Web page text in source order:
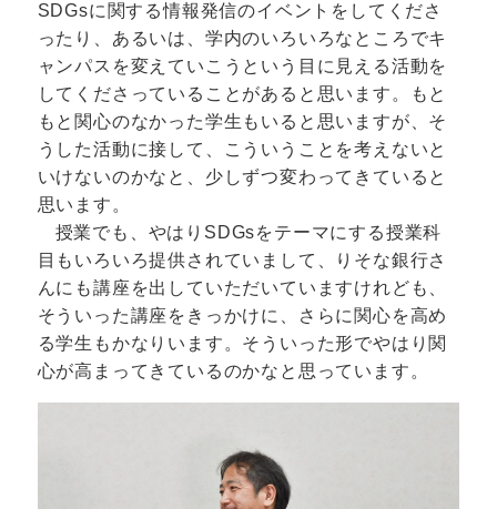
SDGsに関する情報発信のイベントをしてくださ
ったり、あるいは、学内のいろいろなところでキ
ャンパスを変えていこうという目に見える活動を
してくださっていることがあると思います。もと
もと関心のなかった学生もいると思いますが、そ
うした活動に接して、こういうことを考えないと
いけないのかなと、少しずつ変わってきていると
思います。
授業でも、やはりSDGsをテーマにする授業科
目もいろいろ提供されていまして、りそな銀行さ
んにも講座を出していただいていますけれども、
そういった講座をきっかけに、さらに関心を高め
る学生もかなりいます。そういった形でやはり関
心が高まってきているのかなと思っています。